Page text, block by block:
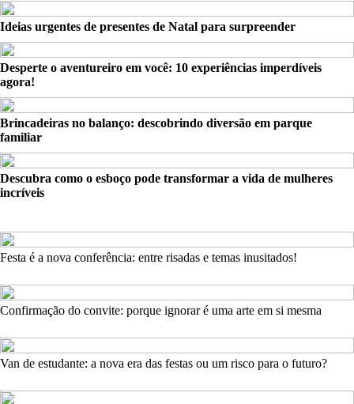
Ideias urgentes de presentes de Natal para surpreender
Desperte o aventureiro em você: 10 experiências imperdíveis
agora!
Brincadeiras no balanço: descobrindo diversão em parque
familiar
Descubra como o esboço pode transformar a vida de mulheres
incríveis
Festa é a nova conferência: entre risadas e temas inusitados!
Confirmação do convite: porque ignorar é uma arte em si mesma
Van de estudante: a nova era das festas ou um risco para o futuro?